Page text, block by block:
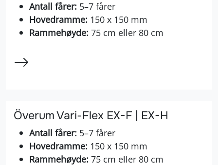
Antall fårer: 5–7 fårer
Hovedramme: 150 x 150 mm
Rammehøyde: 75 cm eller 80 cm
Överum Vari-Flex EX-F | EX-H
Antall fårer: 5–7 fårer
Hovedramme: 150 x 150 mm
Rammehøyde: 75 cm eller 80 cm